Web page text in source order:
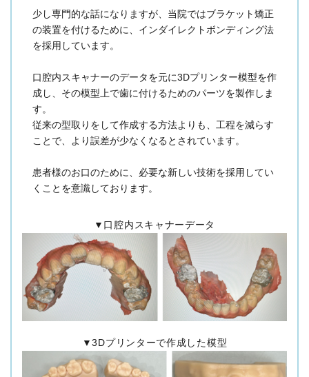
少し専門的な話になりますが、当院ではブラケット矯正
の装置を付けるために、インダイレクトボンディング法
を採用しています。
口腔内スキャナーのデータを元に3Dプリンター模型を作
成し、その模型上で歯に付けるためのパーツを製作しま
す。
従来の型取りをして作成する方法よりも、工程を減らす
ことで、より誤差が少なくなるとされています。
患者様のお口のために、必要な新しい技術を採用してい
くことを意識しております。
▼口腔内スキャナーデータ
▼3Dプリンターで作成した模型